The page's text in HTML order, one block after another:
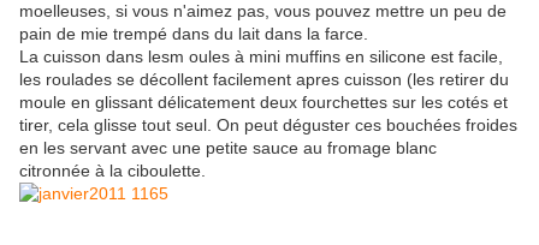
moelleuses, si vous n'aimez pas, vous pouvez mettre un peu de
pain de mie trempé dans du lait dans la farce.
La cuisson dans lesm oules à mini muffins en silicone est facile,
les roulades se décollent facilement apres cuisson (les retirer du
moule en glissant délicatement deux fourchettes sur les cotés et
tirer, cela glisse tout seul. On peut déguster ces bouchées froides
en les servant avec une petite sauce au fromage blanc
citronnée à la ciboulette.